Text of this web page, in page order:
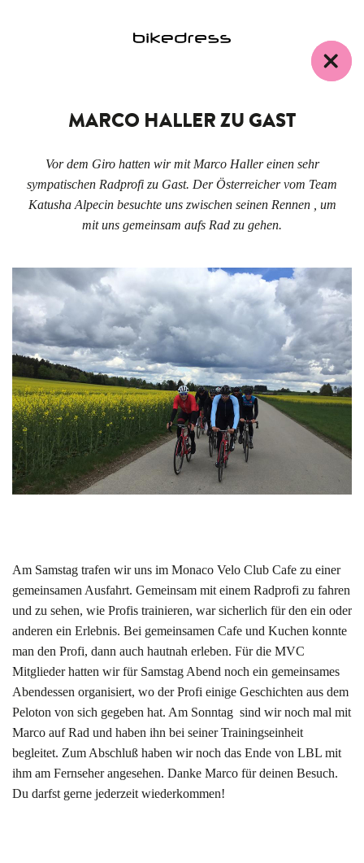
MARCO HALLER ZU GAST
Vor dem Giro hatten wir mit Marco Haller einen sehr
sympatischen Radprofi zu Gast. Der Österreicher vom Team
Katusha Alpecin besuchte uns zwischen seinen Rennen , um
mit uns gemeinsam aufs Rad zu gehen.
Am Samstag trafen wir uns im Monaco Velo Club Cafe zu einer
gemeinsamen Ausfahrt. Gemeinsam mit einem Radprofi zu fahren
und zu sehen, wie Profis trainieren, war sicherlich für den ein oder
anderen ein Erlebnis. Bei gemeinsamen Cafe und Kuchen konnte
man den Profi, dann auch hautnah erleben. Für die MVC
Mitglieder hatten wir für Samstag Abend noch ein gemeinsames
Abendessen organisiert, wo der Profi einige Geschichten aus dem
Peloton von sich gegeben hat. Am Sonntag sind wir noch mal mit
Marco auf Rad und haben ihn bei seiner Trainingseinheit
begleitet. Zum Abschluß haben wir noch das Ende von LBL mit
ihm am Fernseher angesehen. Danke Marco für deinen Besuch.
Du darfst gerne jederzeit wiederkommen!